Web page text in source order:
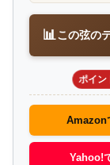
📊この弦の
ポイン
Amazon
Yahoo!